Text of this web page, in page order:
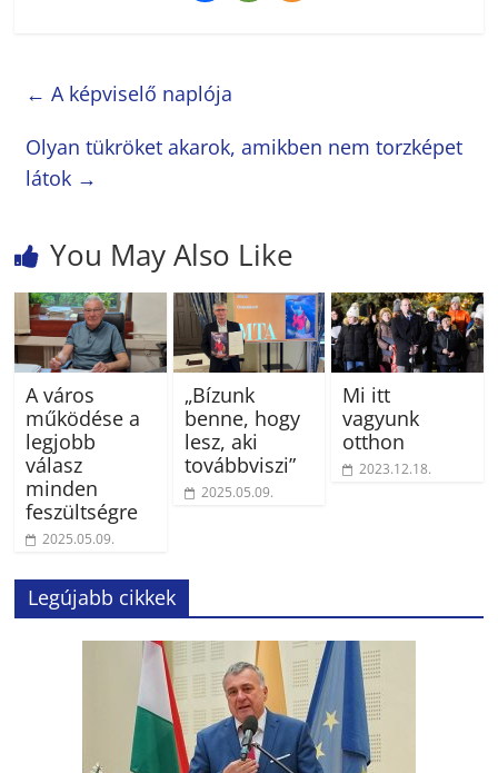
← A képviselő naplója
Olyan tükröket akarok, amikben nem torzképet
látok →
You May Also Like
A város
működése a
legjobb
válasz
minden
feszültségre
2025.05.09.
„Bízunk
benne, hogy
lesz, aki
továbbviszi”
2025.05.09.
Mi itt
vagyunk
otthon
2023.12.18.
Legújabb cikkek